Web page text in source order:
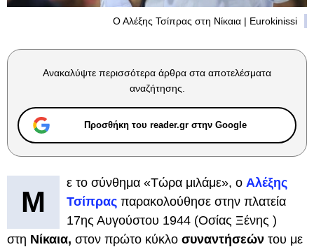
Ο Αλέξης Τσίπρας στη Νίκαια | Eurokinissi
Ανακαλύψτε περισσότερα άρθρα στα αποτελέσματα
αναζήτησης.
Προσθήκη του reader.gr στην Google
Μ
ε το σύνθημα «Τώρα μιλάμε», ο Αλέξης
Τσίπρας παρακολούθησε στην πλατεία
17ης Αυγούστου 1944 (Οσίας Ξένης )
στη Νίκαια, στον πρώτο κύκλο συναντήσεών του με